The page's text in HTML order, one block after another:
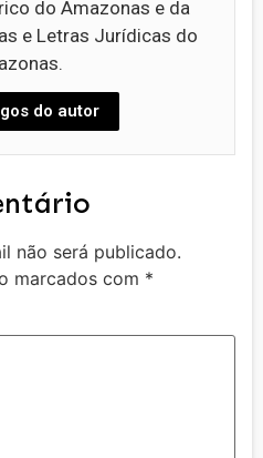
do Amazonas e da
e Letras Jurídicas do
do autor
não será publicado.
marcados com *